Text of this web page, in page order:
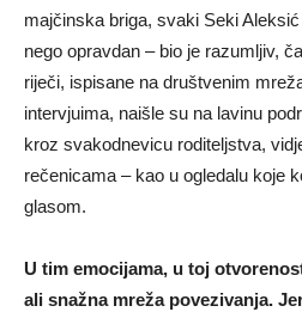
majčinska briga, svaki Seki
nego opravdan – bio je razumljiv,
riječi, ispisane na društvenim
intervjuima, naišle su na lavinu
kroz svakodnevicu roditeljstva,
rečenicama – kao u ogledalu koje
glasom.
U tim emocijama, u toj
ali snažna mreža povezivanja.